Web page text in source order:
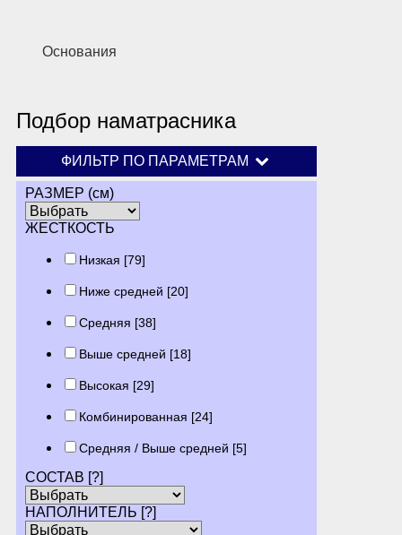
Основания
Подбор наматрасника
ФИЛЬТР ПО ПАРАМЕТРАМ
РАЗМЕР (см)
ЖЕСТКОСТЬ
Низкая [79]
Ниже средней [20]
Средняя [38]
Выше средней [18]
Высокая [29]
Комбинированная [24]
Средняя / Выше средней [5]
СОСТАВ [?]
НАПОЛНИТЕЛЬ [?]